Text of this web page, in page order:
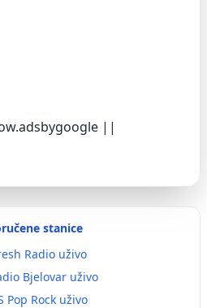
||
stanice
Radio uživo
Bjelovar uživo
Pop Rock uživo